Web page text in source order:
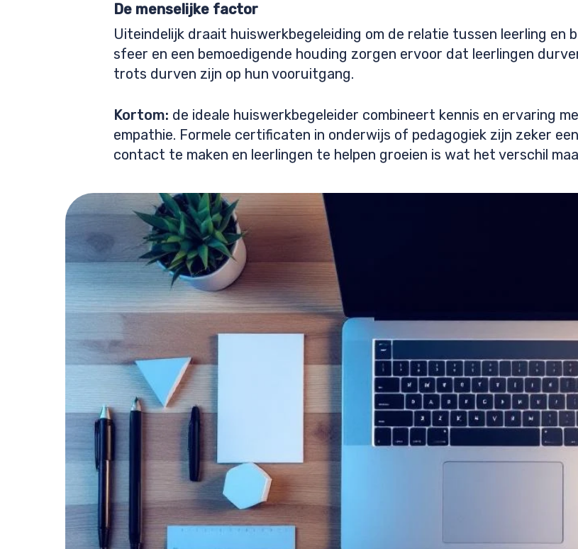
De menselijke factor
Uiteindelijk draait huiswerkbegeleiding om de relatie tussen leerling en
sfeer en een bemoedigende houding zorgen ervoor dat leerlingen
trots durven zijn op hun vooruitgang.
Kortom: de ideale huiswerkbegeleider combineert kennis en ervaring
empathie. Formele certificaten in onderwijs of pedagogiek zijn zeker
contact te maken en leerlingen te helpen groeien is wat het verschil